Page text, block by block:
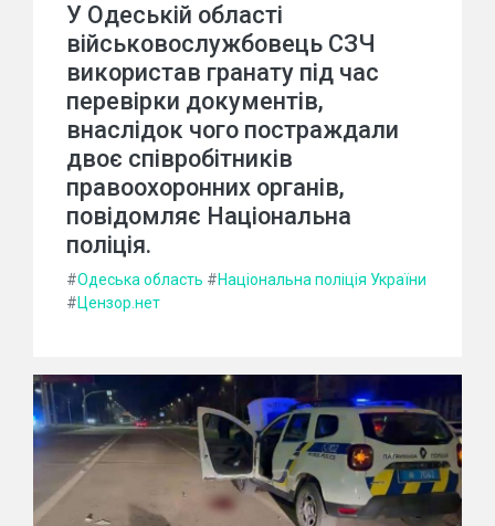
У Одеській області
військовослужбовець СЗЧ
використав гранату під час
перевірки документів,
внаслідок чого постраждали
двоє співробітників
правоохоронних органів,
повідомляє Національна
поліція.
#Одеська область #Національна поліція України
#Цензор.нет